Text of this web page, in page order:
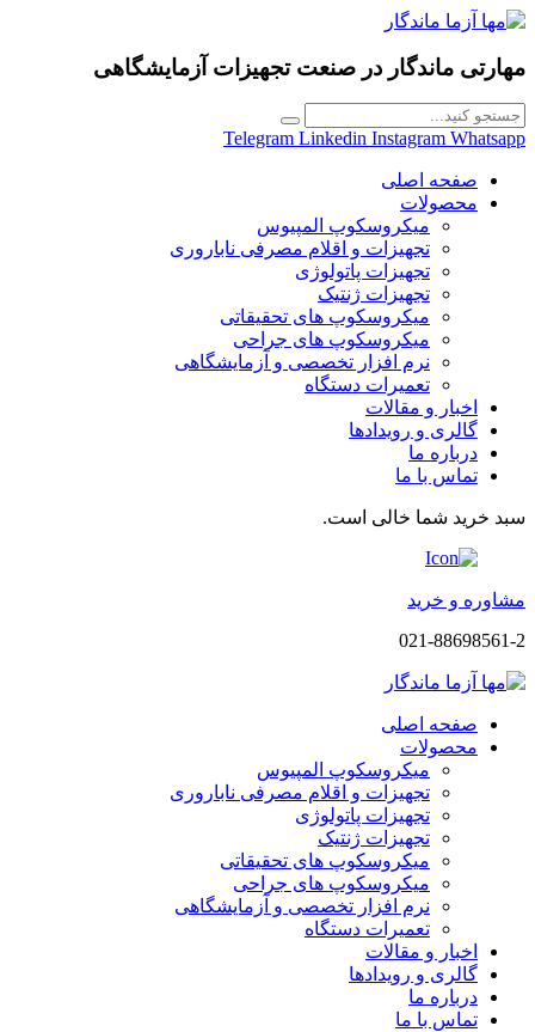
مهارتی ماندگار در صنعت تجهیزات آزمایشگاهی
Telegram Linkedin Instagram Whatsapp
صفحه اصلی
محصولات
میکروسکوپ المپیوس
تجهیزات و اقلام مصرفی ناباروری
تجهیزات پاتولوژی
تجهیزات ژنتیک
میکروسکوپ های تحقیقاتی
میکروسکوپ های جراحی
نرم افزار تخصصی و آزمایشگاهی
تعمیرات دستگاه
اخبار و مقالات
گالری و رویدادها
درباره ما
تماس با ما
سبد خرید شما خالی است.
مشاوره و خرید
021-88698561-2
صفحه اصلی
محصولات
میکروسکوپ المپیوس
تجهیزات و اقلام مصرفی ناباروری
تجهیزات پاتولوژی
تجهیزات ژنتیک
میکروسکوپ های تحقیقاتی
میکروسکوپ های جراحی
نرم افزار تخصصی و آزمایشگاهی
تعمیرات دستگاه
اخبار و مقالات
گالری و رویدادها
درباره ما
تماس با ما